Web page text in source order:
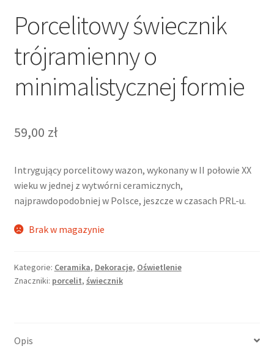
Porcelitowy świecznik
trójramienny o
minimalistycznej formie
59,00 zł
Intrygujący porcelitowy wazon, wykonany w II połowie XX
wieku w jednej z wytwórni ceramicznych,
najprawdopodobniej w Polsce, jeszcze w czasach PRL-u.
Brak w magazynie
Kategorie: Ceramika, Dekoracje, Oświetlenie
Znaczniki: porcelit, świecznik
Opis